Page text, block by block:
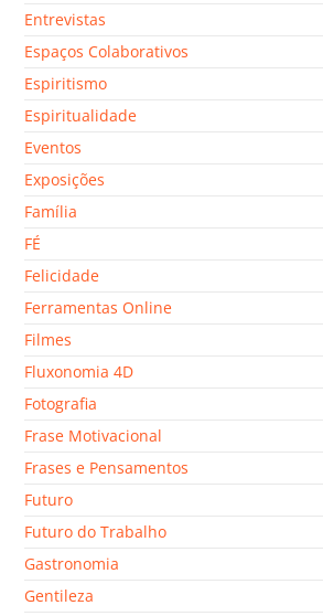
Entrevistas
Espaços Colaborativos
Espiritismo
Espiritualidade
Eventos
Exposições
Família
FÉ
Felicidade
Ferramentas Online
Filmes
Fluxonomia 4D
Fotografia
Frase Motivacional
Frases e Pensamentos
Futuro
Futuro do Trabalho
Gastronomia
Gentileza